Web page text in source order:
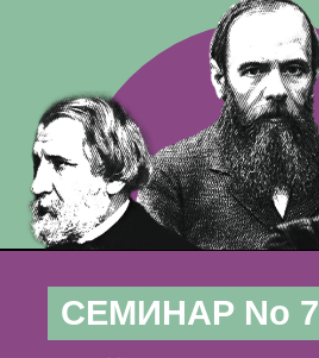
СЕМИНАР No 7